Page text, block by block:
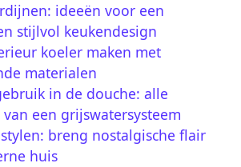
ideeën voor een
stijlvol keukendesign
koeler maken met
materialen
in de douche: alle
een grijswatersysteem
breng nostalgische flair
huis